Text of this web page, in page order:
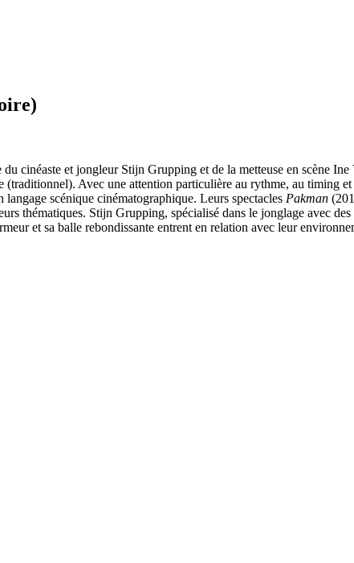
cinéaste et jongleur Stijn Grupping et de la metteuse en scène
(traditionnel). Avec une attention particulière au rythme, au timing
scénique cinématographique. Leurs spectacles Pakman
thématiques. Stijn Grupping, spécialisé dans le jonglage avec
et sa balle rebondissante entrent en relation avec leur